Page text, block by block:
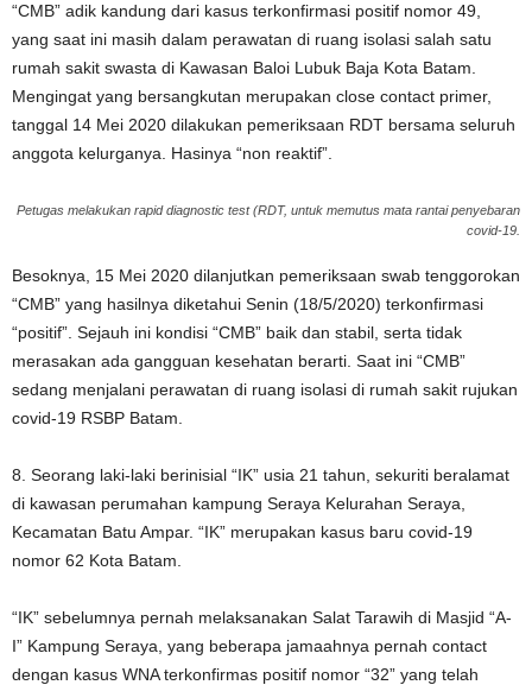
“CMB” adik kandung dari kasus terkonfirmasi positif nomor 49,
yang saat ini masih dalam perawatan di ruang isolasi salah satu
rumah sakit swasta di Kawasan Baloi Lubuk Baja Kota Batam.
Mengingat yang bersangkutan merupakan close contact primer,
tanggal 14 Mei 2020 dilakukan pemeriksaan RDT bersama seluruh
anggota kelurganya. Hasinya “non reaktif”.
Petugas melakukan rapid diagnostic test (RDT, untuk memutus mata rantai penyebaran
covid-19.
Besoknya, 15 Mei 2020 dilanjutkan pemeriksaan swab tenggorokan
“CMB” yang hasilnya diketahui Senin (18/5/2020) terkonfirmasi
“positif”. Sejauh ini kondisi “CMB” baik dan stabil, serta tidak
merasakan ada gangguan kesehatan berarti. Saat ini “CMB”
sedang menjalani perawatan di ruang isolasi di rumah sakit rujukan
covid-19 RSBP Batam.
8. Seorang laki-laki berinisial “IK” usia 21 tahun, sekuriti beralamat
di kawasan perumahan kampung Seraya Kelurahan Seraya,
Kecamatan Batu Ampar. “IK” merupakan kasus baru covid-19
nomor 62 Kota Batam.
“IK” sebelumnya pernah melaksanakan Salat Tarawih di Masjid “A-
I” Kampung Seraya, yang beberapa jamaahnya pernah contact
dengan kasus WNA terkonfirmas positif nomor “32” yang telah